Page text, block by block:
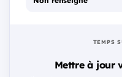
TEMPS
Mettre à jour